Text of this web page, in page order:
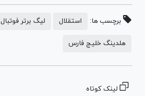
برچسب ها: استقلال لیگ برتر فوتبال
هلدینگ خلیج فارس
لینک کوتاه